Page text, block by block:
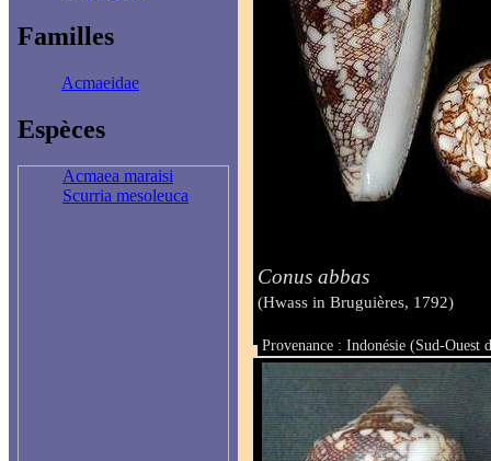
Familles
Acmaeidae
Espèces
Acmaea maraisi
Scurria mesoleuca
Conus abbas
(Hwass in Bruguières, 1792)
Provenance : Indonésie (Sud-Ouest
Taille : 55.6 mm